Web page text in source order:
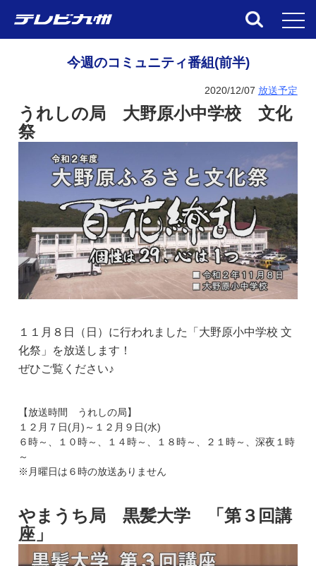
今週のコミュニティ番組(前半)
2020/12/07 放送予定
うれしの局 大野原小中学校 文化
祭
１１月８日（日）に行われました「大野原小中学校 文
化祭」を放送します！
ぜひご覧ください♪
【放送時間 うれしの局】
１２月７日(月)～１２月９日(水)
６時～、１０時～、１４時～、１８時～、２１時～、深夜１時
～
※月曜日は６時の放送ありません
やまうち局 黒髪大学 「第３回講
座」